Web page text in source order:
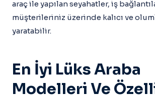
araç ile yapılan seyahatler, iş
müşterileriniz üzerinde kalıcı ve
yaratabilir.
En İyi Lüks Araba
Modelleri Ve